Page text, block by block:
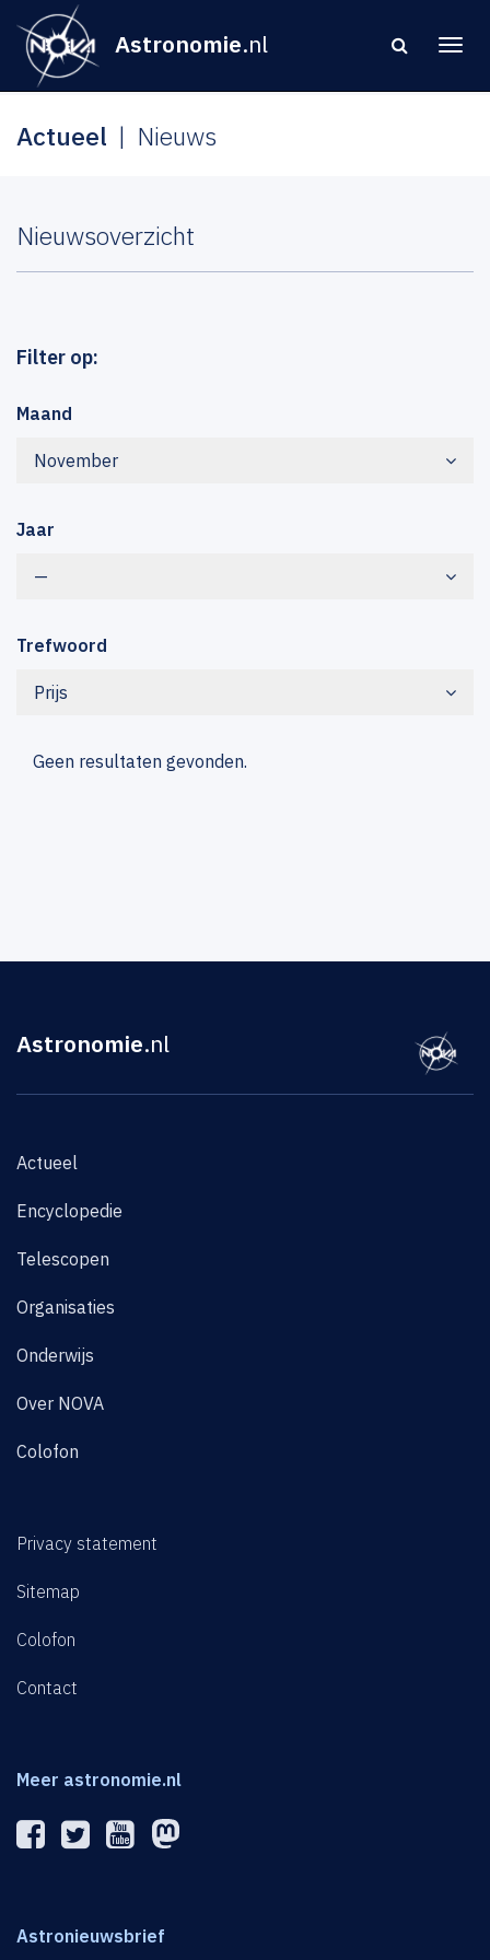
Astronomie.nl
Actueel Nieuws
Nieuwsoverzicht
Filter op:
Maand
November
Jaar
—
Trefwoord
Prijs
Geen resultaten gevonden.
Astronomie.nl
Actueel
Encyclopedie
Telescopen
Organisaties
Onderwijs
Over NOVA
Colofon
Privacy statement
Sitemap
Colofon
Contact
Meer astronomie.nl
Astronieuwsbrief